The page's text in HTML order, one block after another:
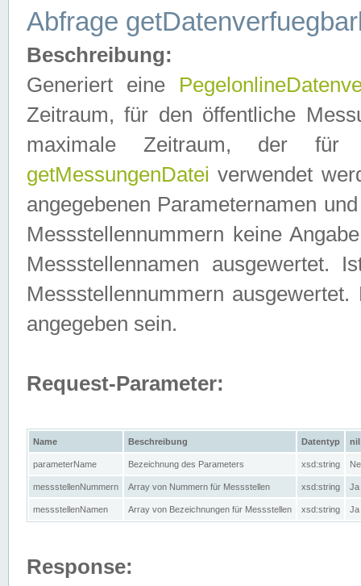
Abfrage
Beschreibung:
Generiert eine
Zeitraum, für den öffentliche
maximale Zeitraum, der
getMessungenDatei verwendet
angegebenen Parameternamen
Messstellennummern keine
Messstellennamen ausgewertet.
Messstellennummern
angegeben sein.
Request-Parameter:
Name Beschreibung Datentyp nil
parameterName Bezeichnung des Parameters xsd:string
messstellenNummern Array von Nummern für Messstellen xsd:string Ja
messstellenNamen Array von Bezeichnungen für Messstellen xsd:string Ja
Response: